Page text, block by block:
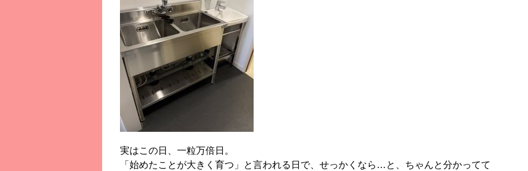
実はこの日、一粒万倍日。
「始めたことが大きく育つ」と言われる日で、せっかくなら…と、ちゃんと分かってて